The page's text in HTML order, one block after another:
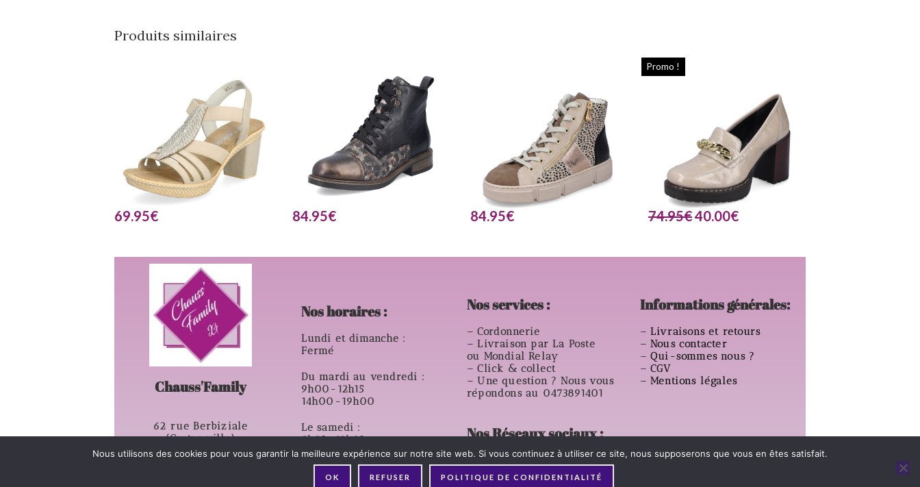
Produits similaires
69.95€ 84.95€ 84.95€
Promo !
74.95€40.00€
Chauss'Family
62 rue Berbiziale
(Centre ville)
63500 – Issoire
Nos horaires :
Lundi et dimanche :
Fermé
Du mardi au vendredi :
9h00-12h15
14h00-19h00
Le samedi :
8h30-12h30
14h00- 18h00
Nos services :
– Cordonnerie
– Livraison par La Poste
ou Mondial Relay
– Click & collect
– Une question ? Nous vous
répondons au 0473891401
Nos Réseaux sociaux :
Informations générales:
– Livraisons et retours
– Nous contacter
– Qui-sommes nous ?
– CGV
– Mentions légales
Nous utilisons des cookies pour vous garantir la meilleure expérience sur notre site web. Si vous continuez à utiliser ce site, nous supposerons que vous en êtes satisfait.
OK REFUSER POLITIQUE DE CONFIDENTIALITÉ